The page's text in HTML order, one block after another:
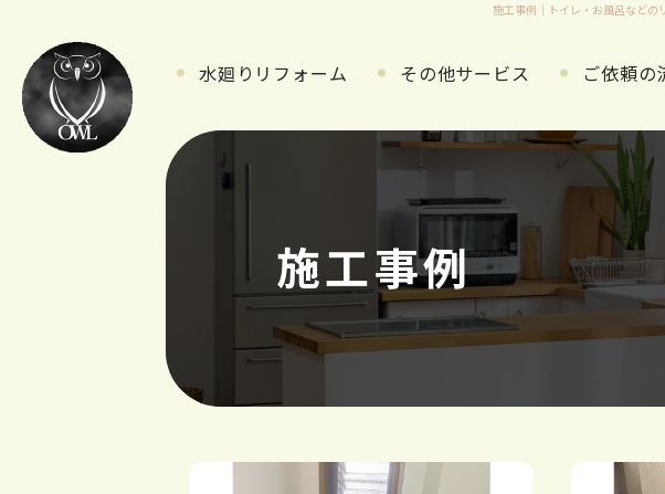
施工事例 ｜トイレ・お風呂など
水廻りリフォーム その他サービス ご依頼の
施工事例